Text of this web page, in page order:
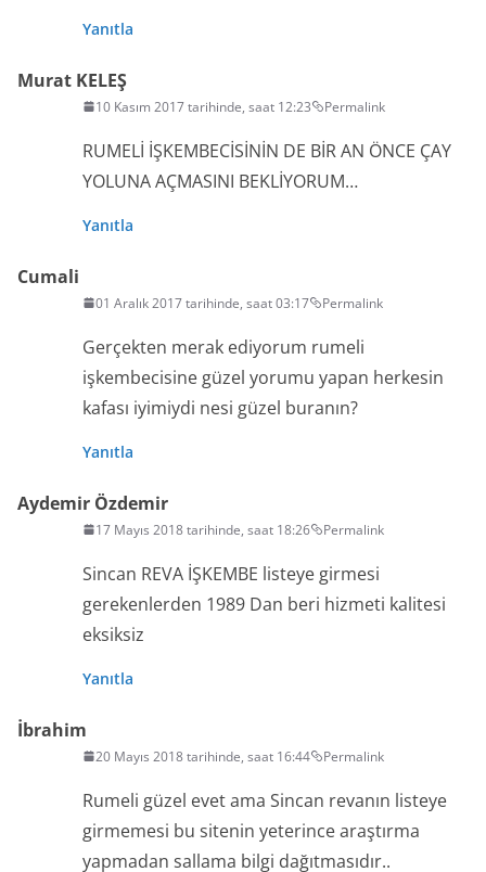
Yanıtla
Murat KELEŞ
10 Kasım 2017 tarihinde, saat 12:23 Permalink
RUMELİ İŞKEMBECİSİNİN DE BİR AN ÖNCE ÇAY
YOLUNA AÇMASINI BEKLİYORUM…
Yanıtla
Cumali
01 Aralık 2017 tarihinde, saat 03:17 Permalink
Gerçekten merak ediyorum rumeli
işkembecisine güzel yorumu yapan herkesin
kafası iyimiydi nesi güzel buranın?
Yanıtla
Aydemir Özdemir
17 Mayıs 2018 tarihinde, saat 18:26 Permalink
Sincan REVA İŞKEMBE listeye girmesi
gerekenlerden 1989 Dan beri hizmeti kalitesi
eksiksiz
Yanıtla
İbrahim
20 Mayıs 2018 tarihinde, saat 16:44 Permalink
Rumeli güzel evet ama Sincan revanın listeye
girmemesi bu sitenin yeterince araştırma
yapmadan sallama bilgi dağıtmasıdır..